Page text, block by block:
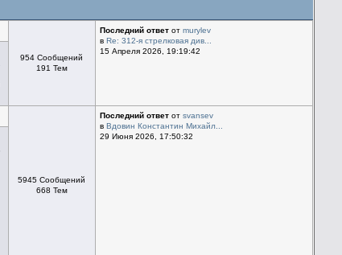
954 Сообщений
191 Тем
Последний ответот murylev
в Re: 312-я стрелковая див...
15 Апреля 2026, 19:19:42
5945 Сообщений
668 Тем
Последний ответот svansev
в Вдовин Константин Михайл...
29 Июня 2026, 17:50:32